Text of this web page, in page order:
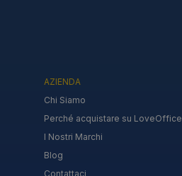
AZIENDA
Chi Siamo
Perché acquistare su LoveOffice
I Nostri Marchi
Blog
Contattaci